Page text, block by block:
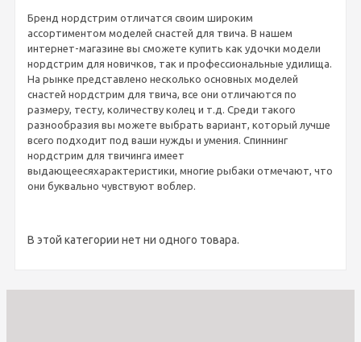
Бренд нордстрим отличатся своим широким
ассортиментом моделей снастей для твича. В нашем
интернет-магазине вы сможете купить как удочки модели
нордстрим для новичков, так и профессиональные удилища.
На рынке представлено несколько основных моделей
снастей нордстрим для твича, все они отличаются по
размеру, тесту, количеству колец и т.д. Среди такого
разнообразия вы можете выбрать вариант, который лучше
всего подходит под ваши нужды и умения. Спиннинг
нордстрим для твичинга имеет
выдающеесяхарактеристики, многие рыбаки отмечают, что
они буквально чувствуют воблер.
В этой категории нет ни одного товара.